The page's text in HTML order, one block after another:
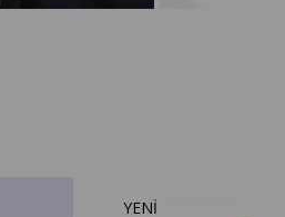
YENI